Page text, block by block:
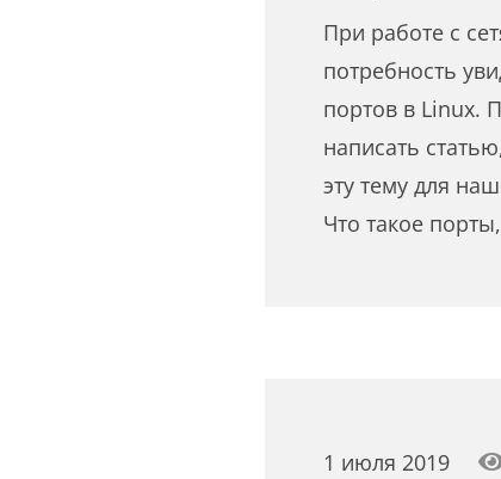
При работе с
потребность
портов в Linux.
написать
эту тему для
Что такое
1 июля 2019